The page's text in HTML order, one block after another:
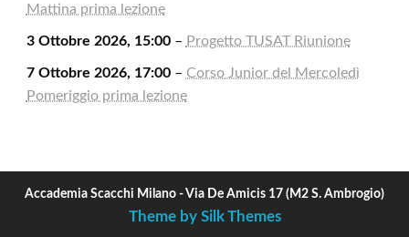
Mattina prima lezione
3 Ottobre 2026, 15:00– Progetto TUSAT Riunione
7 Ottobre 2026, 17:00– Corso Junior del Mercoledì
Pomeriggio prima lezione
Accademia Scacchi Milano - Via De Amicis 17 (M2 S. Ambrogio)
Theme by Silk Themes